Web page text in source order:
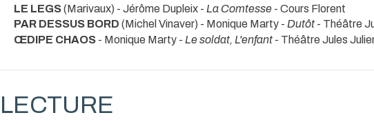
LE LEGS(Marivaux) - Jérôme Dupleix - La Comtesse - Cours Florent
PAR DESSUS BORD (Michel Vinaver) - Monique Marty - Dutôt - Théâtre
ŒDIPE CHAOS - Monique Marty - Le soldat, L'enfant - Théâtre Jules
LECTURE